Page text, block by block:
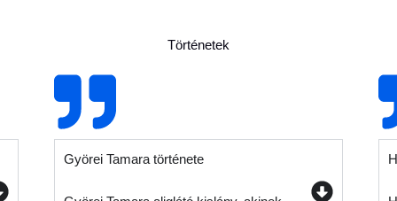
Történetek
Györei Tamara története